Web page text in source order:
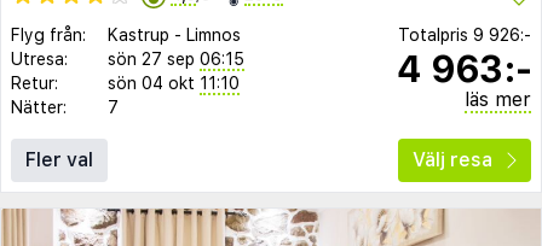
Flyg från: Kastrup - Limnos
Utresa:
sön 27 sep 06:15
Retur:
sön 04 okt 11:10
Nätter:
7
Totalpris 9 926:-
4 963:-
läs mer
Fler val Välj resa